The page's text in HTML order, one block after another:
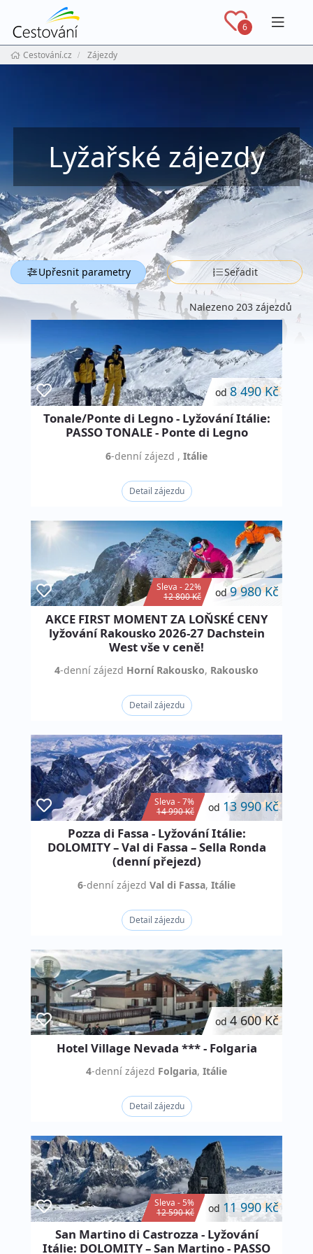
6
Cestování.cz Zájezdy
Lyžařské zájezdy
Upřesnit parametry Seřadit
Nalezeno 203 zájezdů
od 8 490 Kč
Tonale/Ponte di Legno - Lyžování Itálie:
PASSO TONALE - Ponte di Legno
6-denní zájezd , Itálie
Detail zájezdu
Sleva - 22%
12 800 Kč
od9 980 Kč
AKCE FIRST MOMENT ZA LOŇSKÉ CENY
lyžování Rakousko 2026-27 Dachstein
West vše v ceně!
4-denní zájezd Horní Rakousko, Rakousko
Detail zájezdu
Sleva - 7%
14 990 Kč
od 13 990 Kč
Pozza di Fassa - Lyžování Itálie:
DOLOMITY – Val di Fassa – Sella Ronda
(denní přejezd)
6-denní zájezd Val di Fassa, Itálie
Detail zájezdu
od 4 600 Kč
Hotel Village Nevada *** - Folgaria
4-denní zájezd Folgaria, Itálie
Detail zájezdu
Sleva - 5%
12 590 Kč
od 11 990 Kč
San Martino di Castrozza - Lyžování
Itálie: DOLOMITY – San Martino - PASSO